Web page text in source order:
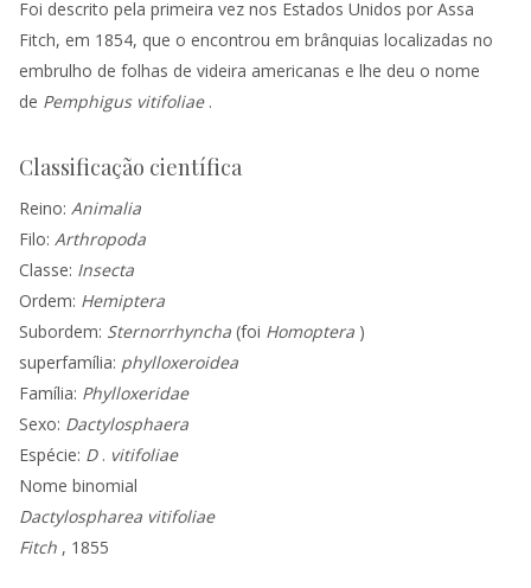
Foi descrito pela primeira vez nos Estados Unidos por Assa
Fitch, em 1854, que o encontrou em brânquias localizadas no
embrulho de folhas de videira americanas e lhe deu o nome
de Pemphigus vitifoliae.
Classificação científica
Reino: Animalia
Filo: Arthropoda
Classe: Insecta
Ordem: Hemiptera
Subordem: Sternorrhyncha (foi Homoptera )
superfamília: phylloxeroidea
Família: Phylloxeridae
Sexo: Dactylosphaera
Espécie: D. vitifoliae
Nome binomial
Dactylospharea vitifoliae
Fitch , 1855